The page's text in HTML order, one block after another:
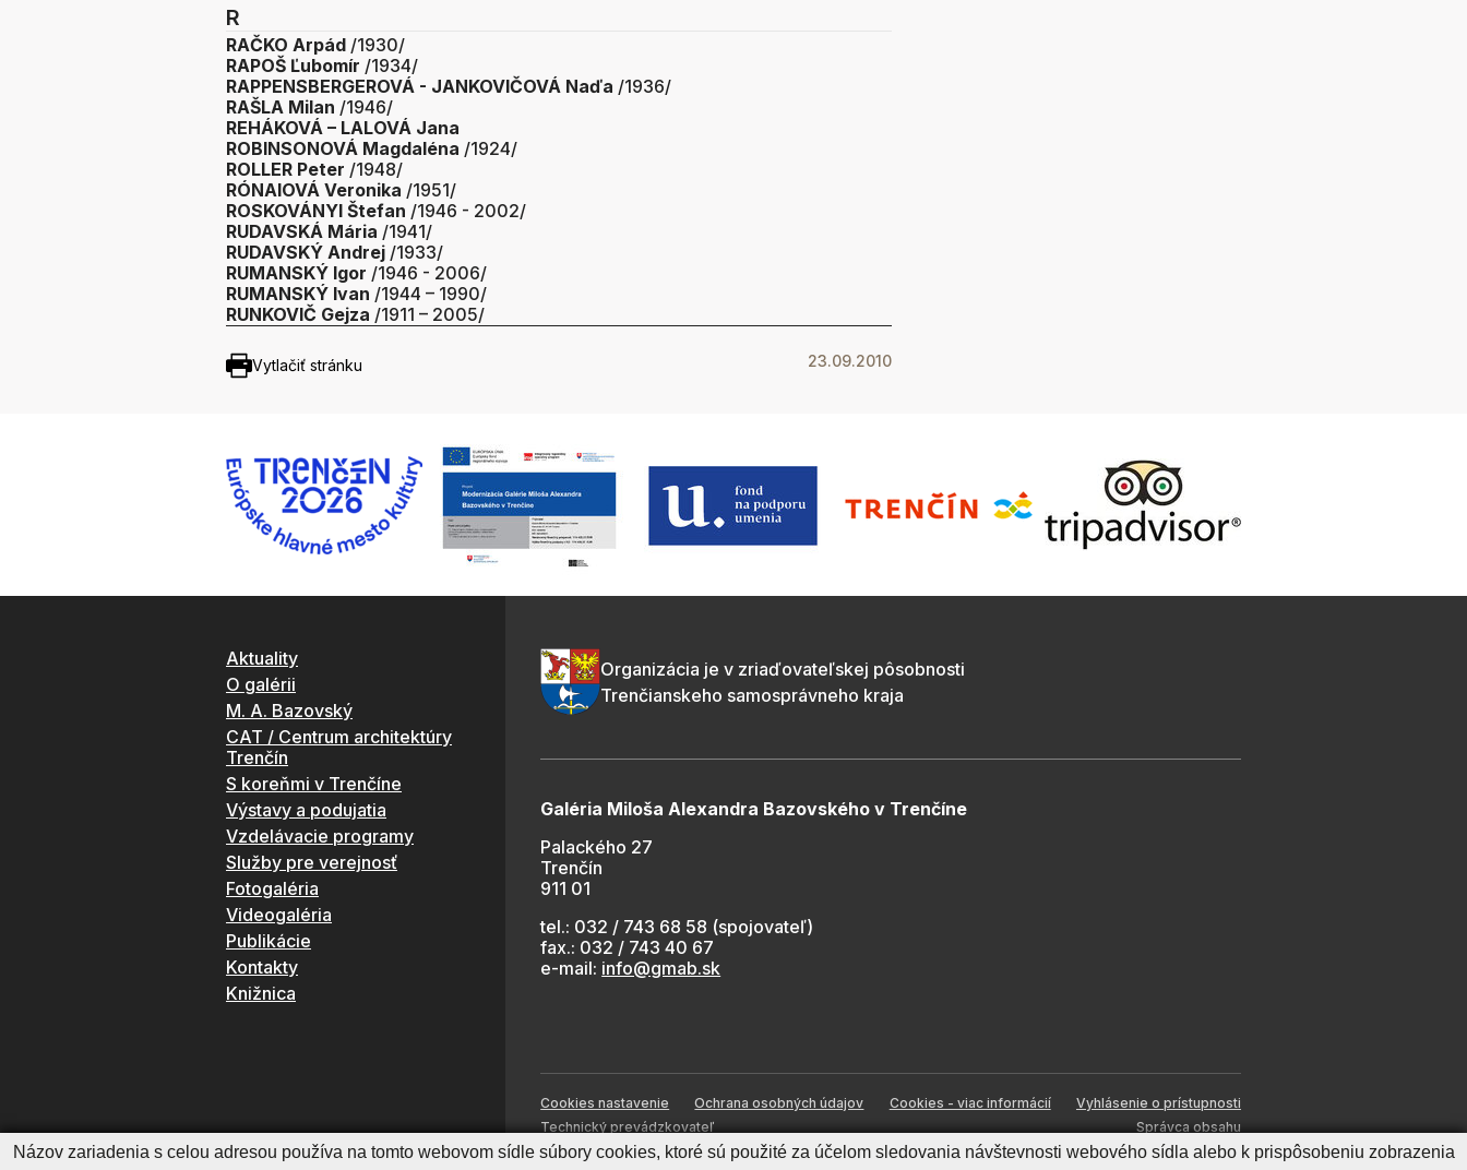
R
RAČKO Arpád /1930/
RAPOŠ Ľubomír /1934/
RAPPENSBERGEROVÁ - JANKOVIČOVÁ Naďa /1936/
RAŠLA Milan /1946/
REHÁKOVÁ – LALOVÁ Jana
ROBINSONOVÁ Magdaléna /1924/
ROLLER Peter /1948/
RÓNAIOVÁ Veronika /1951/
ROSKOVÁNYI Štefan /1946 - 2002/
RUDAVSKÁ Mária /1941/
RUDAVSKÝ Andrej /1933/
RUMANSKÝ Igor /1946 - 2006/
RUMANSKÝ Ivan /1944 – 1990/
RUNKOVIČ Gejza /1911 – 2005/
Vytlačiť stránku 23.09.2010
Aktuality
O galérii
M. A. Bazovský
CAT / Centrum architektúry
Trenčín
S koreňmi v Trenčíne
Výstavy a podujatia
Vzdelávacie programy
Služby pre verejnosť
Fotogaléria
Videogaléria
Publikácie
Kontakty
Knižnica
Organizácia je v zriaďovateľskej pôsobnosti
Trenčianskeho samosprávneho kraja
Galéria Miloša Alexandra Bazovského v Trenčíne
Palackého 27
Trenčín
911 01
tel.: 032 / 743 68 58 (spojovateľ)
fax.: 032 / 743 40 67
e-mail: info@gmab.sk
Cookies nastavenie Ochrana osobných údajov Cookies - viac informácií
Vyhlásenie o prístupnosti
Technický prevádzkovateľ
Správca obsahu
GenerujeCMS BUXUS
Názov zariadenia s celou adresou používa na tomto webovom sídle súbory cookies, ktoré sú použité za účelom sledovania návštevnosti webového sídla alebo k prispôsobeniu zobrazenia